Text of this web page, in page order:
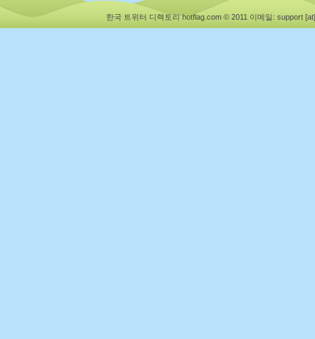
한국 트위터 디렉토리 hotflag.com © 2011 이메일: support